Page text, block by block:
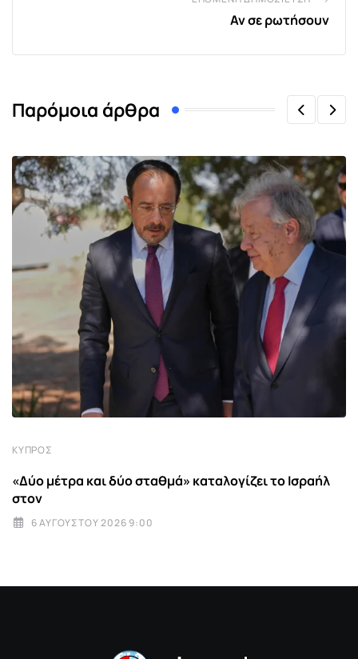
Αν σε ρωτήσουν
Παρόμοια άρθρα
ΚΎΠΡΟΣ
«Δύο μέτρα και δύο σταθμά» καταλογίζει το Ισραήλ
στον
6 ΑΥΓΟΎΣΤΟΥ 2026 9:00